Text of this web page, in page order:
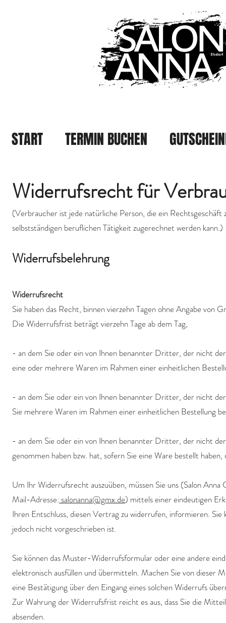
START TERMIN BUCHEN
Widerrufsrecht für
(Verbraucher ist jede natürliche Person, die ein
selbstständigen beruflichen Tätigkeit zugerechnet werden kann.)
Widerrufsbelehrung
Widerrufsrecht
Sie haben das Recht, binnen vierzehn Tagen ohne Angabe von
Die Widerrufsfrist beträgt vierzehn Tage ab dem Tag,
- an dem Sie oder ein von Ihnen benannter Dritter, der nicht
eine oder mehrere Waren im Rahmen einer einheitlichen
- an dem Sie oder ein von Ihnen benannter Dritter, der nicht
Sie mehrere Waren im Rahmen einer einheitlichen Bestellung
- an dem Sie oder ein von Ihnen benannter Dritter, der nicht
genommen haben bzw. hat, sofern Sie eine Ware bestellt
Um Ihr Widerrufsrecht auszuüben, müssen Sie uns (Salon
Mail-Adresse: salonanna@gmx.de) mittels einer eindeutigen
Ihren Entschluss, diesen Vertrag zu widerrufen, informieren.
jedoch nicht vorgeschrieben ist.
Sie können das Muster-Widerrufsformular oder eine andere
elektronisch ausfüllen und übermitteln. Machen Sie von dieser
eine Bestätigung über den Eingang eines solchen Widerrufs
Zur Wahrung der Widerrufsfrist reicht es aus, dass Sie die
absenden.